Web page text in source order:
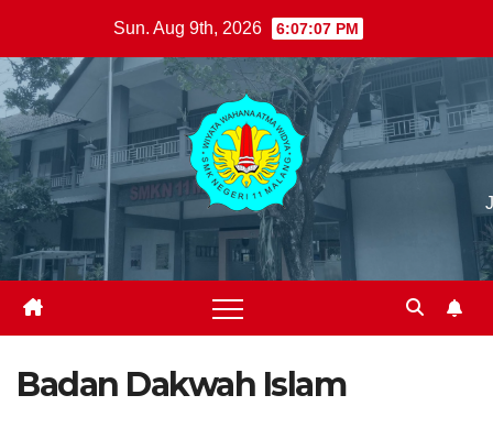
content
Sun. Aug 9th, 2026 6:07:09 PM
Badan Dakwah Islam